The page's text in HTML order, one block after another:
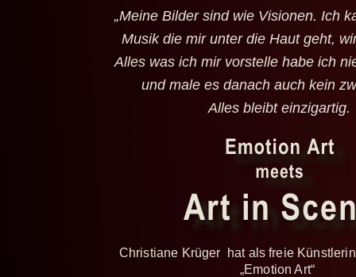
Christiane Krüger hat als freie
„Emotion Art“
„Meine Bilder sind wie Visionen. Ich
Musik die mir unter die Haut geht,
Alles was ich mir vorstelle habe ich
und male es danach auch kein
Alles bleibt einzigartig.